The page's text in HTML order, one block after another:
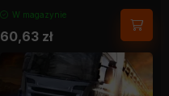
W magazynie
60,63 zł